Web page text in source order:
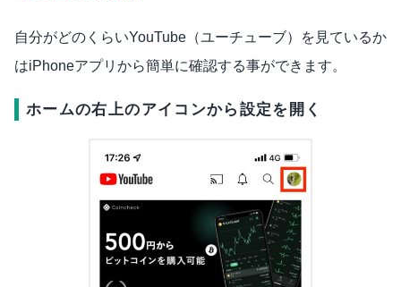
自分がどのくらいYouTube（ユーチューブ）を見ているか
はiPhoneアプリから簡単に確認する事ができます。
ホームの右上のアイコンから設定を開く